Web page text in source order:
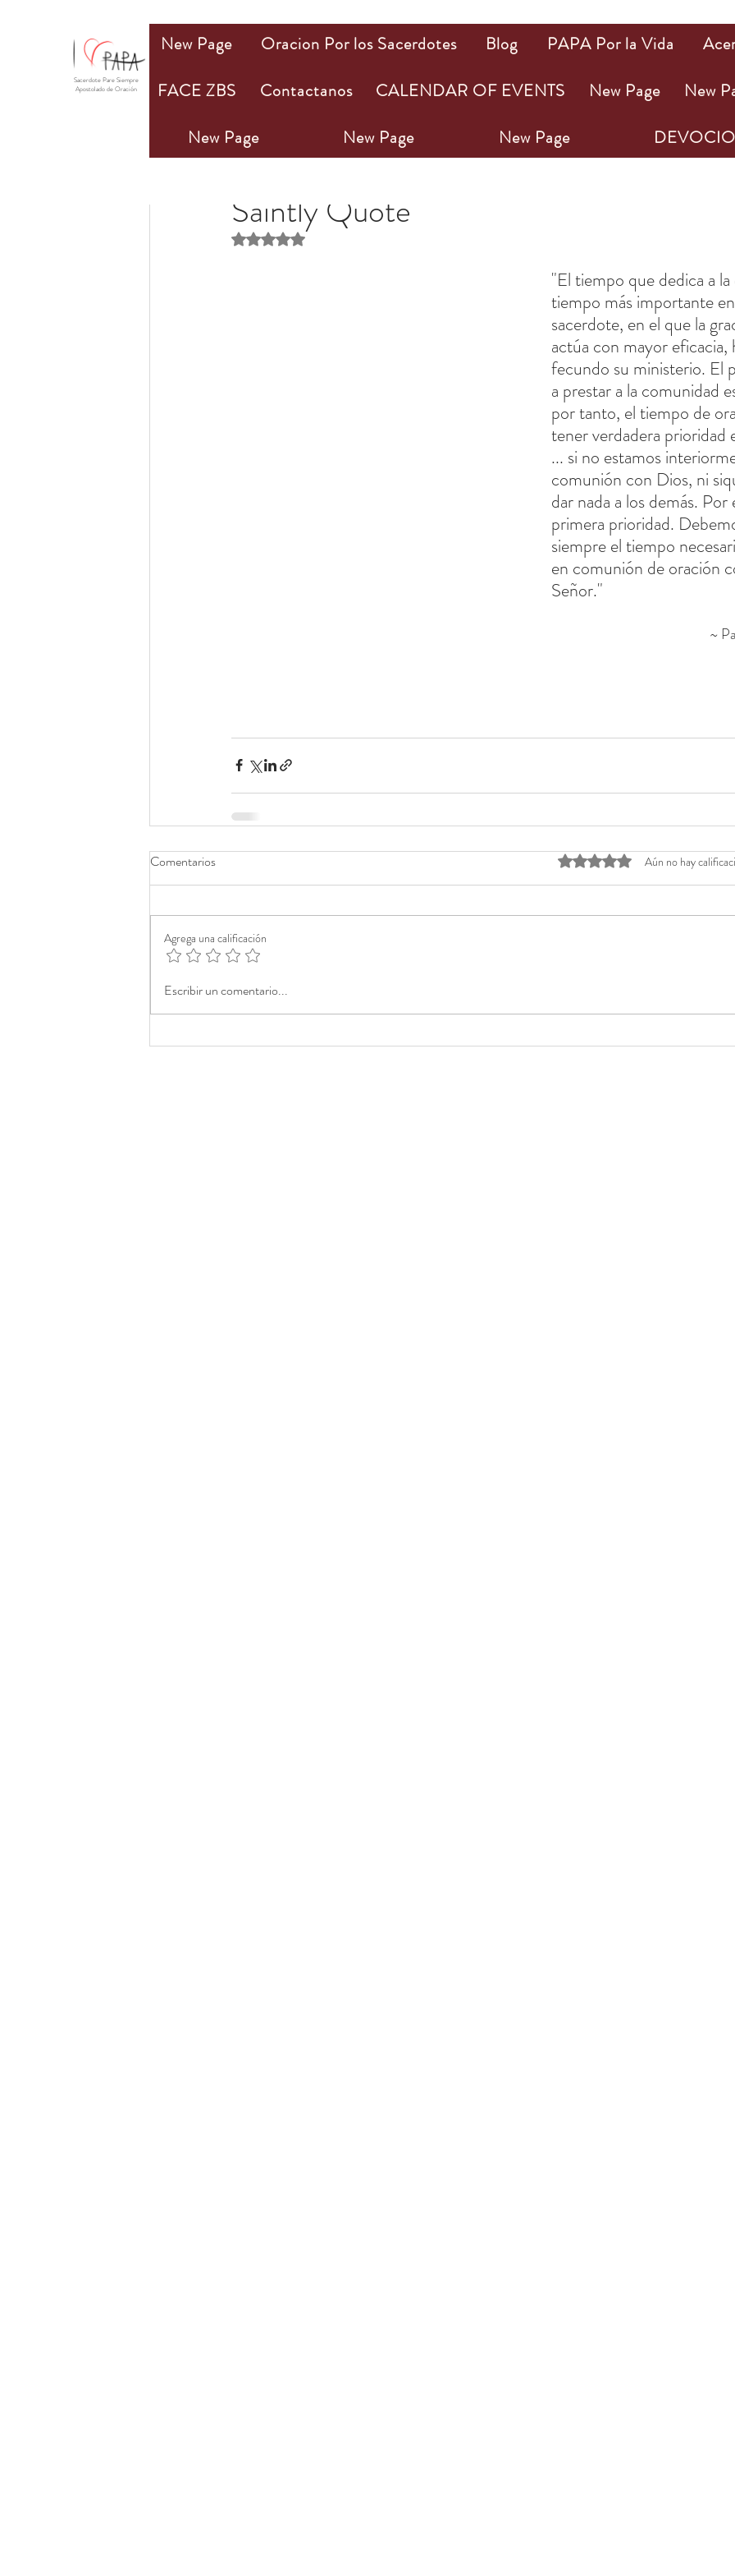
Saintly Quote
Obtuvo NaN de 5 estrellas.
"El tiempo que dedica a
tiempo más importante
sacerdote, en el que la
actúa con mayor eficacia,
fecundo su ministerio. El
a prestar a la comunidad
por tanto, el tiempo de
tener verdadera prioridad
... si no estamos
comunión con Dios, ni
dar nada a los demás. Por
primera prioridad.
siempre el tiempo
en comunión de oración
Señor."
~
Comentarios Obtuvo 0 de 5 estrellas.
Aún no hay
Agrega una calificación
Escribir un comentario...
New Page Oracion Por los Sacerdotes Blog PAPA Por la Vida
FACE ZBS
Contactanos CALENDAR OF EVENTS New Page New
New Page
New Page New Page
Sacerdote Pare Siempre
Apostolado de Oración